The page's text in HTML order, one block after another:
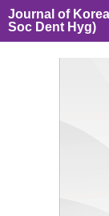
Journal of
Soc Dent Hyg)